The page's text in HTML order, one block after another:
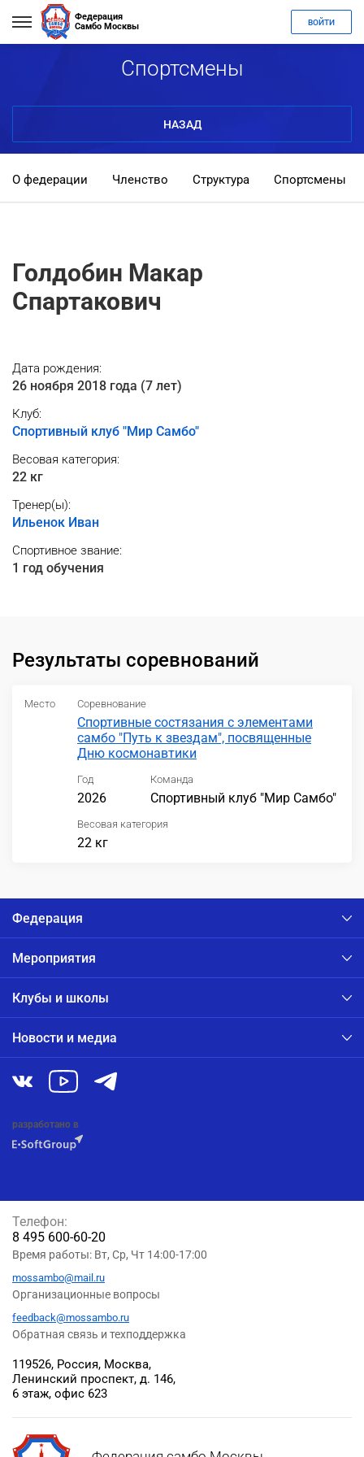
Федерация
Самбо Москвы
ВОЙТИ
Спортсмены
НАЗАД
О федерации Членство Структура Спортсмены
Голдобин Макар
Спартакович
Дата рождения:
26 ноября 2018 года (7 лет)
Клуб:
Спортивный клуб "Мир Самбо"
Весовая категория:
22 кг
Тренер(ы):
Ильенок Иван
Спортивное звание:
1 год обучения
Результаты соревнований
Место Соревнование
Спортивные состязания с элементами
самбо "Путь к звездам", посвященные
Дню космонавтики
Год
2026
Команда
Спортивный клуб "Мир Самбо"
Весовая категория
22 кг
Федерация
Мероприятия
Клубы и школы
Новости и медиа
разработано в
119526, Россия, Москва,
Ленинский проспект, д. 146,
6 этаж, офис 623
Телефон:
8 495 600-60-20
Время работы: Вт, Ср, Чт 14:00-17:00
mossambo@mail.ru
Организационные вопросы
feedback@mossambo.ru
Обратная связь и техподдержка